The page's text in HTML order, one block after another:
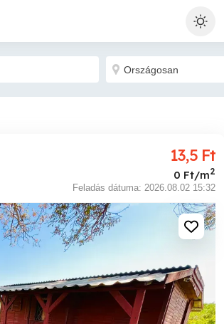
13,5 Ft
0 Ft/m2
Feladás dátuma: 2026.08.02 15:32